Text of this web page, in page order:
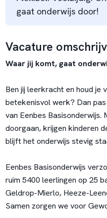
gaat onderwijs door!
Vacature
Waar jij komt, gaat
Ben jij leerkracht en houd je
betekenisvol werk? Dan
van Eenbes Basisonderwijs.
doorgaan, krijgen kinderen
blijft het onderwijs stevig
Eenbes Basisonderwijs
ruim 5400 leerlingen op 25
Geldrop-Mierlo, Heeze-
Samen zorgen we voor